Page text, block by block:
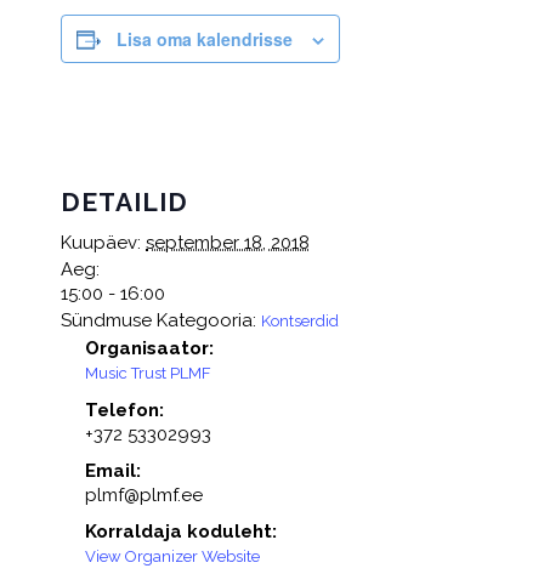
Lisa oma kalendrisse
DETAILID
Kuupäev: september 18, 2018
Aeg:
15:00 - 16:00
Sündmuse Kategooria: Kontserdid
Organisaator:
Music Trust PLMF
Telefon:
+372 53302993
Email:
plmf@plmf.ee
Korraldaja koduleht:
View Organizer Website